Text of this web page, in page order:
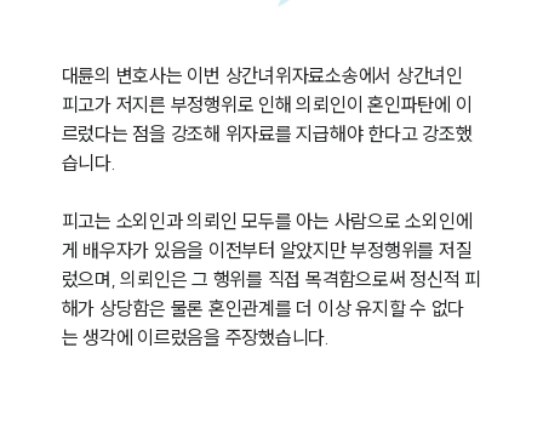
대륜의 변호사는 이번 상간녀위자료소송에서 상간녀인
피고가 저지른 부정행위로 인해 의뢰인이 혼인파탄에 이
르렀다는 점을 강조해 위자료를 지급해야 한다고 강조했
습니다.
피고는 소외인과 의뢰인 모두를 아는 사람으로 소외인에
게 배우자가 있음을 이전부터 알았지만 부정행위를 저질
렀으며, 의뢰인은 그 행위를 직접 목격함으로써 정신적 피
해가 상당함은 물론 혼인관계를 더 이상 유지할 수 없다
는 생각에 이르렀음을 주장했습니다.